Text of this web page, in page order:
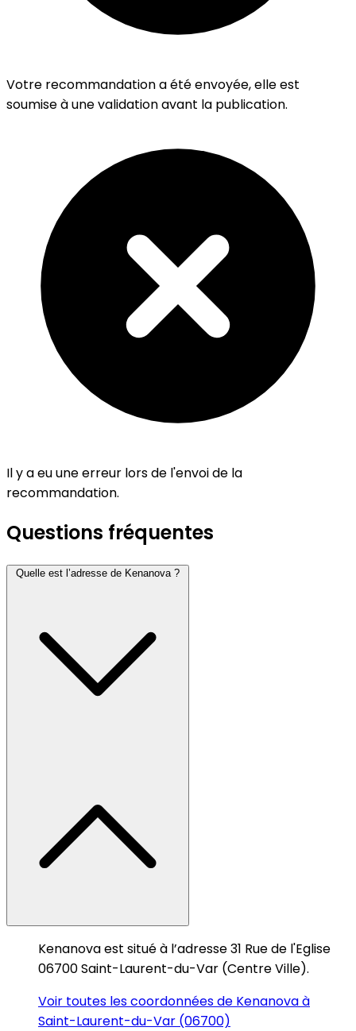
Votre recommandation a été envoyée, elle est
soumise à une validation avant la publication.
Il y a eu une erreur lors de l'envoi de la
recommandation.
Questions fréquentes
Quelle est l’adresse de Kenanova ?
Kenanova est situé à l’adresse 31 Rue de l'Eglise
06700 Saint-Laurent-du-Var (Centre Ville).
Voir toutes les coordonnées de Kenanova à
Saint-Laurent-du-Var (06700)